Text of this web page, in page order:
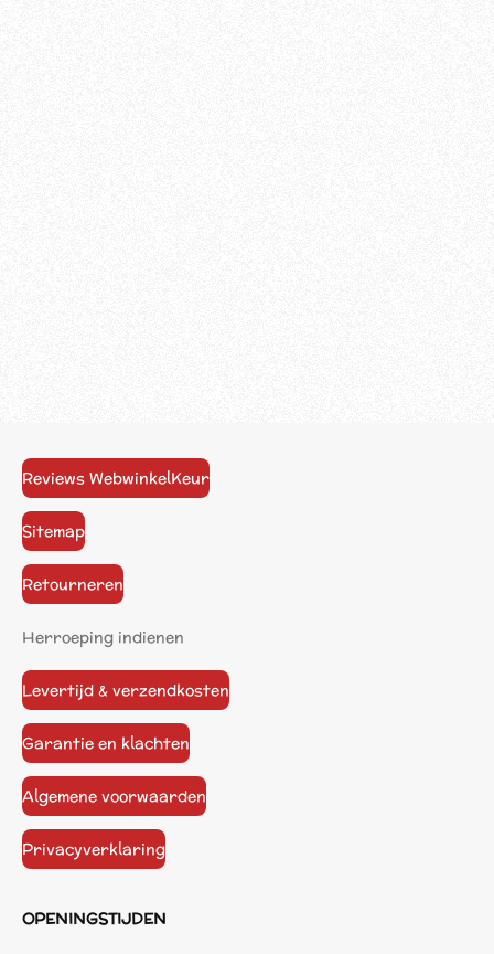
Reviews WebwinkelKeur
Sitemap
Retourneren
Herroeping indienen
Levertijd & verzendkosten
Garantie en klachten
Algemene voorwaarden
Privacyverklaring
OPENINGSTIJDEN